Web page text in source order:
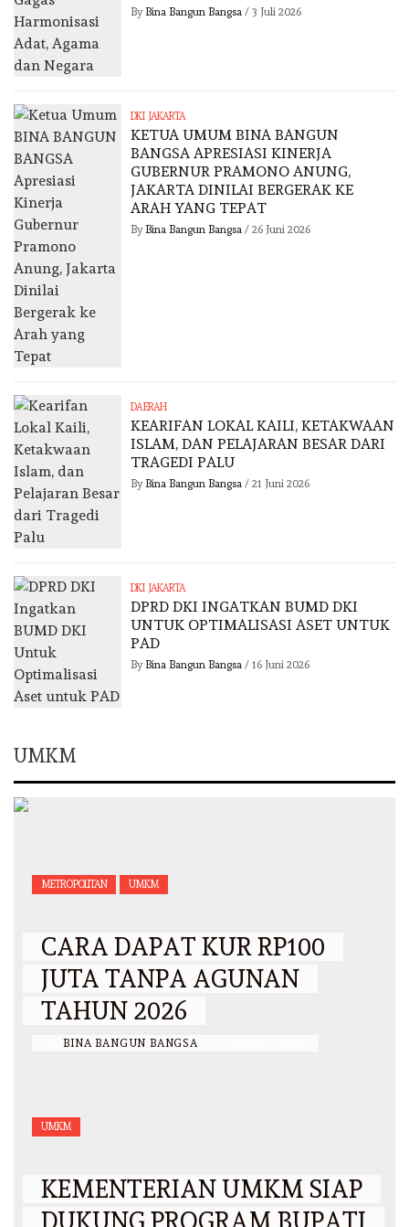
By Bina Bangun Bangsa / 3 Juli 2026
DKI JAKARTA
KETUA UMUM BINA BANGUN
BANGSA APRESIASI KINERJA
GUBERNUR PRAMONO ANUNG,
JAKARTA DINILAI BERGERAK KE
ARAH YANG TEPAT
By Bina Bangun Bangsa / 26 Juni 2026
DAERAH
KEARIFAN LOKAL KAILI, KETAKWAAN
ISLAM, DAN PELAJARAN BESAR DARI
TRAGEDI PALU
By Bina Bangun Bangsa / 21 Juni 2026
DKI JAKARTA
DPRD DKI INGATKAN BUMD DKI
UNTUK OPTIMALISASI ASET UNTUK
PAD
By Bina Bangun Bangsa / 16 Juni 2026
UMKM
METROPOLITAN UMKM
CARA DAPAT KUR RP100
JUTA TANPA AGUNAN
TAHUN 2026
BINA BANGUN BANGSA
UMKM
KEMENTERIAN UMKM SIAP
DUKUNG PROGRAM BUPATI